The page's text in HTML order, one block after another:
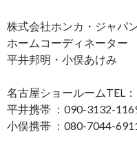
株式会社ホンカ・ジャパ
ホームコーディネーター
平井邦明・小俣あけみ
名古屋ショールームTEL
平井携帯 ：090-3132-
小俣携帯 ：080-7044-